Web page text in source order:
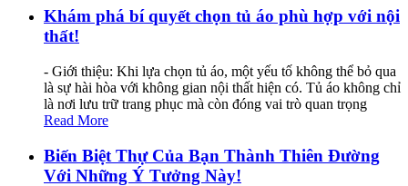
Khám phá bí quyết chọn tủ áo phù hợp với nội
thất!
- Giới thiệu: Khi lựa chọn tủ áo, một yếu tố không thể bỏ qua
là sự hài hòa với không gian nội thất hiện có. Tủ áo không chỉ
là nơi lưu trữ trang phục mà còn đóng vai trò quan trọng
Read More
Biến Biệt Thự Của Bạn Thành Thiên Đường
Với Những Ý Tưởng Này!